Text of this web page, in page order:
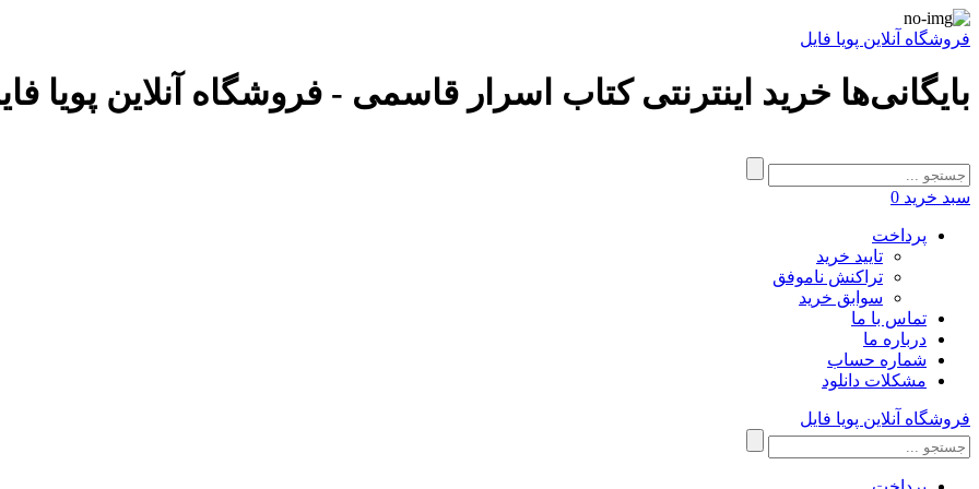
فروشگاه آنلاین پویا فایل
بایگانی‌ها خرید اینترنتی کتاب اسرار قاسمی - فروشگاه آنلاین پویا
سبد خرید 0
پرداخت
تایید خرید
تراکنش ناموفق
سوابق خرید
تماس با ما
درباره ما
شماره حساب
مشکلات دانلود
فروشگاه آنلاین پویا فایل